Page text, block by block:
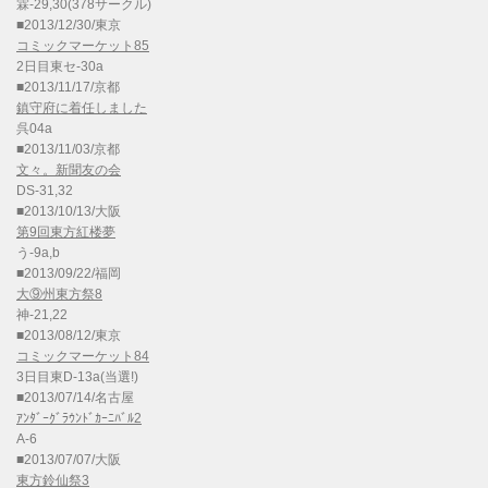
霖-29,30(378サークル)
■2013/12/30/東京
コミックマーケット85
2日目東セ-30a
■2013/11/17/京都
鎮守府に着任しました
呉04a
■2013/11/03/京都
文々。新聞友の会
DS-31,32
■2013/10/13/大阪
第9回東方紅楼夢
う-9a,b
■2013/09/22/福岡
大⑨州東方祭8
神-21,22
■2013/08/12/東京
コミックマーケット84
3日目東D-13a(当選!)
■2013/07/14/名古屋
ｱﾝﾀﾞｰｸﾞﾗｳﾝﾄﾞｶｰﾆﾊﾞﾙ2
A-6
■2013/07/07/大阪
東方鈴仙祭3